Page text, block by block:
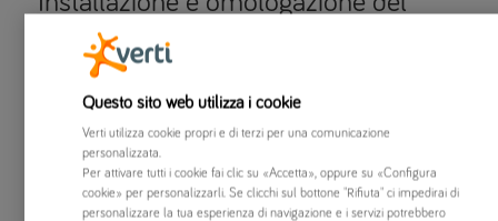
gancio di traino
Nonostante il decreto semplificazioni pubblicato in Gazzetta
ufficiale a settembre 2020, abbia notevolmente semplificato
le procedure e non sia quindi più necessario prevedere il
collaudo nelle sedi della Motorizzazione, è comunque
sempre necessaria una dichiarazione di “lavori a regola d’arte”
Questo sito web utilizza i cookie
Verti utilizza cookie propri e di terzi per una comunicazione
personalizzata.
Per attivare tutti i cookie fai clic su «Accetta», oppure su «Configura
cookie» per personalizzarli. Se clicchi sul bottone "Rifiuta" ci impedirai di
personalizzare la tua esperienza di navigazione e i servizi potrebbero